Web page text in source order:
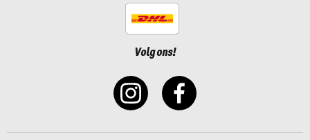
Volg ons!